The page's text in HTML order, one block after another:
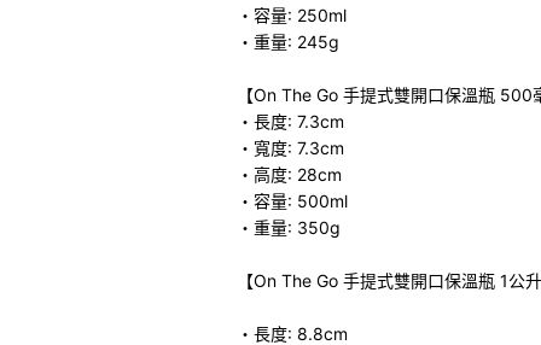
・容量: 250ml
・重量: 245g
【On The Go 手提式雙開口保溫瓶 500
・長度: 7.3cm
・寬度: 7.3cm
・高度: 28cm
・容量: 500ml
・重量: 350g
【On The Go 手提式雙開口保溫瓶 1公
・長度: 8.8cm